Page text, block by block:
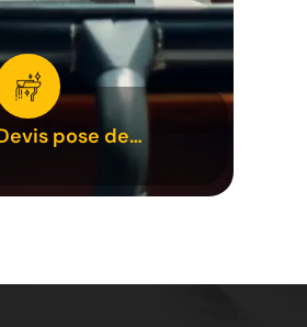
pose de